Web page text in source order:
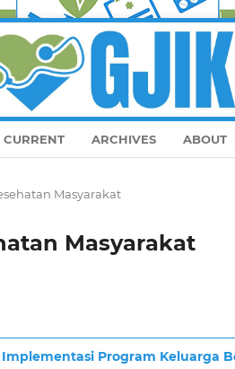
CURRENT ARCHIVES ABOUT
Masyarakat
Masyarakat
Program Keluarga